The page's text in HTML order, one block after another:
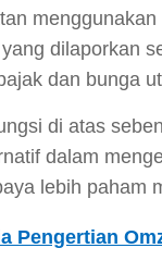
dilaporkan
dan bunga
di atas
dalam
lebih paham
Pengertian